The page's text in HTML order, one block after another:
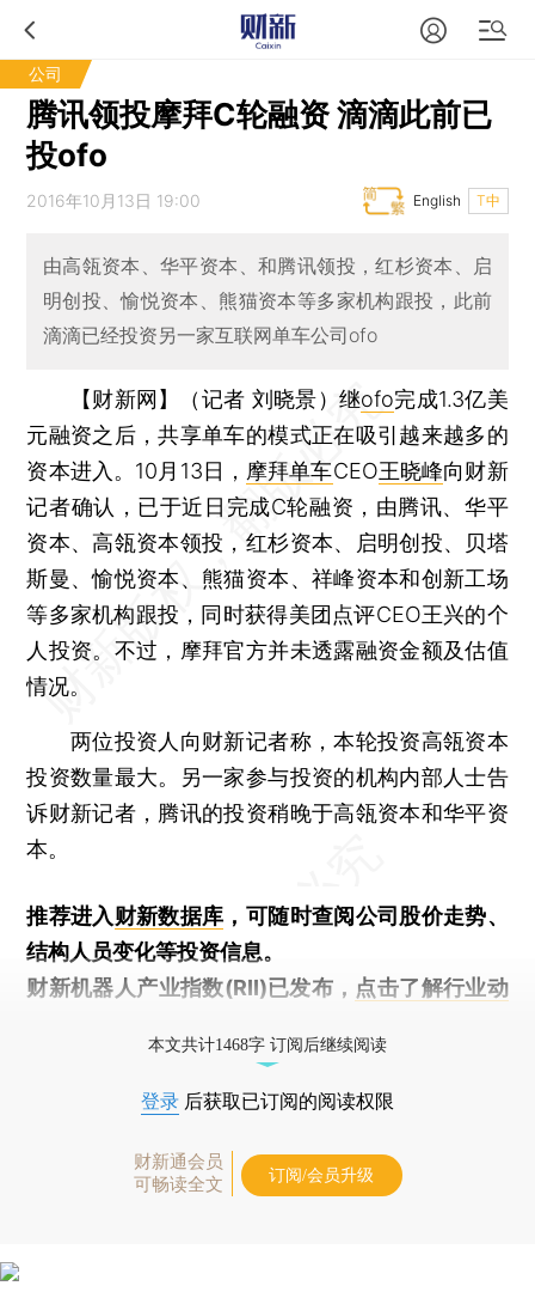
公司
腾讯领投摩拜C轮融资 滴滴此前已
投ofo
2016年10月13日 19:00 T中
English
由高瓴资本、华平资本、和腾讯领投，红杉资本、启
明创投、愉悦资本、熊猫资本等多家机构跟投，此前
滴滴已经投资另一家互联网单车公司ofo
【财新网】（记者 刘晓景） 继ofo完成1.3亿美
元融资之后，共享单车的模式正在吸引越来越多的
资本进入。10月13日， 摩拜单车CEO王晓峰向财新
记者确认，已于近日完成C轮融资，由腾讯、华平
资本、高瓴资本领投，红杉资本、启明创投、贝塔
斯曼、愉悦资本、熊猫资本、祥峰资本和创新工场
等多家机构跟投，同时获得美团点评CEO王兴的个
人投资。不过，摩拜官方并未透露融资金额及估值
情况。
两位投资人向财新记者称，本轮投资高瓴资本
投资数量最大。另一家参与投资的机构内部人士告
诉财新记者，腾讯的投资稍晚于高瓴资本和华平资
本。
推荐进入财新数据库 ，可随时查阅公司股价走势、
结构人员变化等投资信息。
财新机器人产业指数(RII)已发布， 点击了解行业动
本文共计1468字 订阅后继续阅读
登录 后获取已订阅的阅读权限
财新通会员
可畅读全文
订阅/会员升级